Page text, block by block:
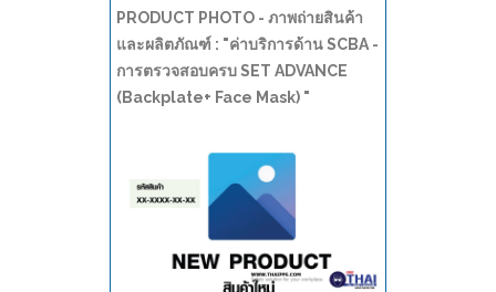
PRODUCT PHOTO - ภาพถ่ายสินค้า
และผลิตภัณฑ์ : "ค่าบริการด้าน SCBA -
การตรวจสอบครบ SET ADVANCE
(Backplate+ Face Mask) "